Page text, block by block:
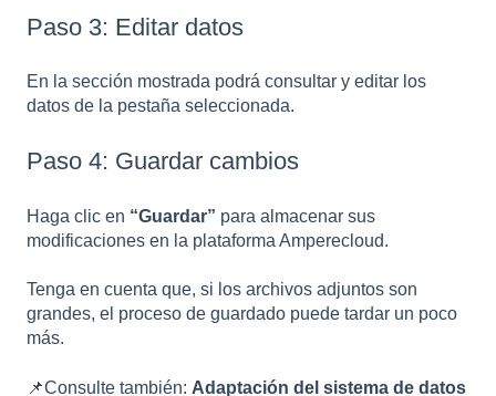
Paso 3: Editar datos
En la sección mostrada podrá consultar y editar los
datos de la pestaña seleccionada.
Paso 4: Guardar cambios
Haga clic en “Guardar” para almacenar sus
modificaciones en la plataforma Amperecloud.
Tenga en cuenta que, si los archivos adjuntos son
grandes, el proceso de guardado puede tardar un poco
más.
📌Consulte también: Adaptación del sistema de datos